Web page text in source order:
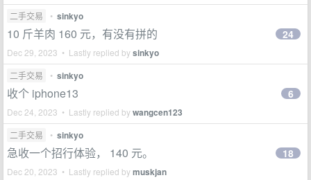
二手交易 • sinkyo
10 斤羊肉 160 元，有没有拼的
Dec 29, 2023 • Lastly replied bysinkyo
24
二手交易 • sinkyo
收个 iphone13
Dec 24, 2023 • Lastly replied bywangcen123
6
二手交易 • sinkyo
急收一个招行体验， 140 元。
Dec 20, 2023 • Lastly replied bymuskjan
18